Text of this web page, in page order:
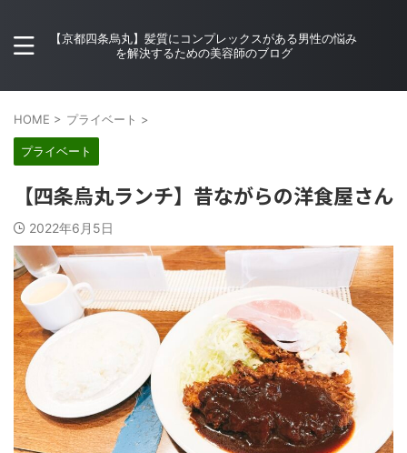
【京都四条烏丸】髪質にコンプレックスがある男性の悩み
を解決するための美容師のブログ
HOME > プライベート >
プライベート
【四条烏丸ランチ】昔ながらの洋食屋さん
2022年6月5日